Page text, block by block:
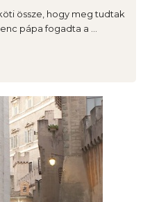
össze, hogy meg tudtak
pápa fogadta a ...